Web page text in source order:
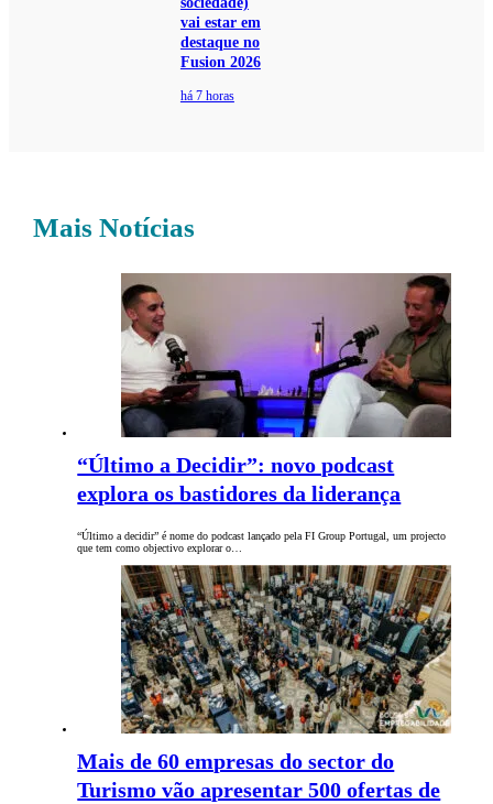
vai estar em
destaque no
Fusion 2026
há 7 horas
Mais Notícias
“Último a Decidir”: novo podcast
explora os bastidores da liderança
“Último a decidir” é nome do podcast lançado pela FI Group Portugal, um projecto
que tem como objectivo explorar o…
Mais de 60 empresas do sector do
Turismo vão apresentar 500 ofertas de